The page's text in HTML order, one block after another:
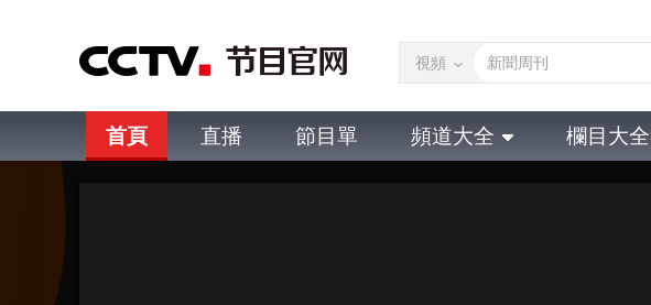
視頻
首頁 直播 節目單 頻道大全 欄目大全